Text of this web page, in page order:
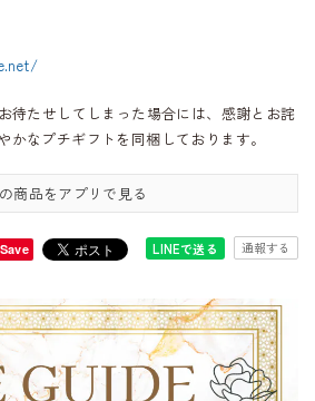
待たせしてしまった場合には、感謝とお詫
かなプチギフトを同梱しております。
商品をアプリで見る
Save LINEで送る 通報する